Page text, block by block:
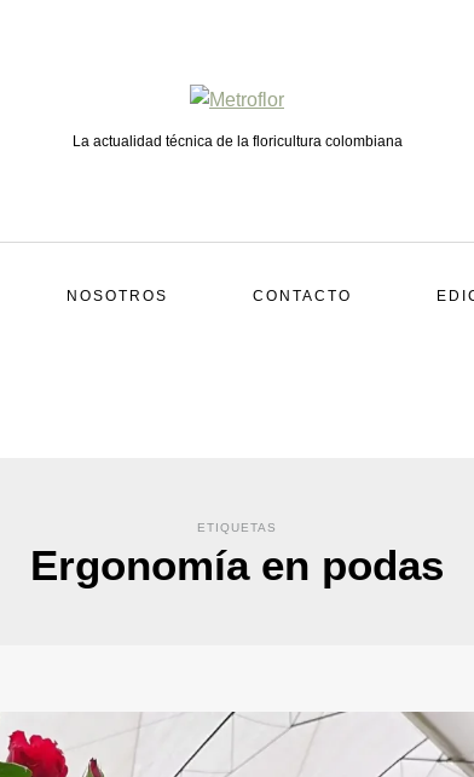
La actualidad técnica de la floricultura colombiana
NOSOTROS CONTACTO
ETIQUETAS
Ergonomía en podas